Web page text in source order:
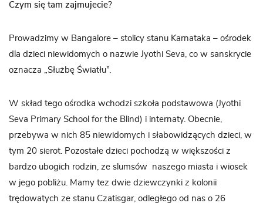
Czym się tam zajmujecie?
Prowadzimy w Bangalore – stolicy stanu Karnataka – ośrodek
dla dzieci niewidomych o nazwie Jyothi Seva, co w sanskrycie
oznacza „Służbę Światłu”.
W skład tego ośrodka wchodzi szkoła podstawowa (Jyothi
Seva Primary School for the Blind) i internaty. Obecnie,
przebywa w nich 85 niewidomych i słabowidzących dzieci, w
tym 20 sierot. Pozostałe dzieci pochodzą w większości z
bardzo ubogich rodzin, ze slumsów naszego miasta i wiosek
w jego pobliżu. Mamy tez dwie dziewczynki z kolonii
trędowatych ze stanu Czatisgar, odległego od nas o 26